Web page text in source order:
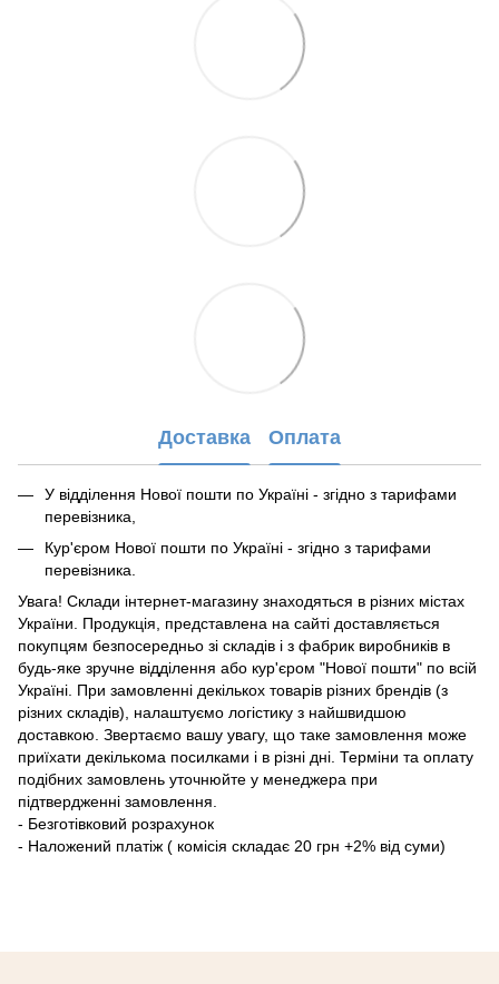
Доставка Оплата
У відділення Нової пошти по Україні - згідно з тарифами
перевізника,
Кур'єром Нової пошти по Україні - згідно з тарифами
перевізника.
Увага! Склади інтернет-магазину знаходяться в різних містах
України. Продукція, представлена ​​на сайті доставляється
покупцям безпосередньо зі складів і з фабрик виробників в
будь-яке зручне відділення або кур'єром "Нової пошти" по всій
Україні. При замовленні декількох товарів різних брендів (з
різних складів), налаштуємо логістику з найшвидшою
доставкою. Звертаємо вашу увагу, що таке замовлення може
приїхати декількома посилками і в різні дні. Терміни та оплату
подібних замовлень уточнюйте у менеджера при
підтвердженні замовлення.
- Безготівковий розрахунок
- Наложений платіж ( комісія складає 20 грн +2% від суми)